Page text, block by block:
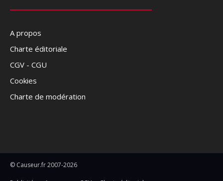
A propos
Charte éditoriale
CGV - CGU
Cookies
Charte de modération
© Causeur.fr 2007-2026